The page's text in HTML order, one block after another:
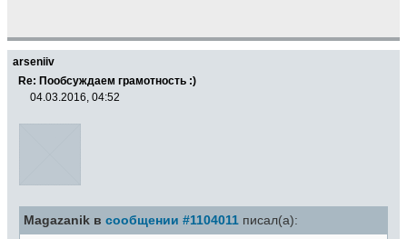
arseniiv
Re: Пообсуждаем грамотность :)
04.03.2016, 04:52
Magazanik в сообщении #1104011 писал(а):